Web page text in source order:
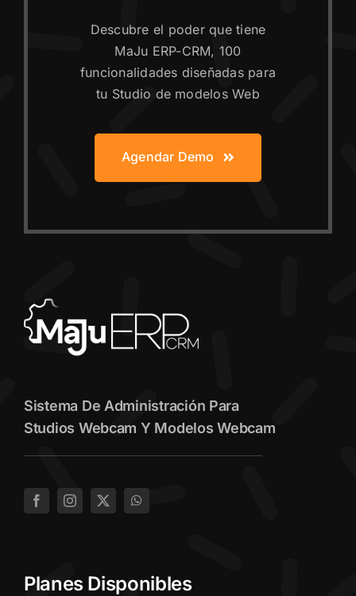
Descubre el poder que tiene
MaJu ERP-CRM, 100
funcionalidades diseñadas para
tu Studio de modelos Web
Agendar Demo
Sistema De Administración Para
Studios Webcam Y Modelos Webcam
Planes Disponibles